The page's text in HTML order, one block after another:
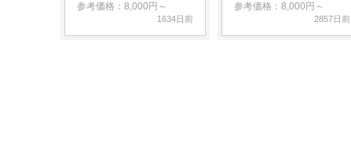
参考価格：8,000円～
1634日前
参考価格：8,000円～
2857日前